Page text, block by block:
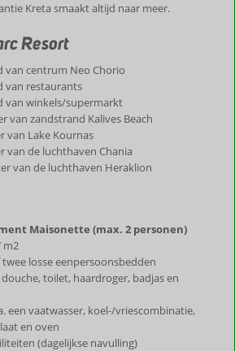
Kreta smaakt altijd naar meer.
Resort
van centrum Neo Chorio
van restaurants
van winkels/supermarkt
van zandstrand Kalives Beach
van Lake Kournas
van de luchthaven Chania
van de luchthaven Heraklion
Maisonette (max. 2 personen)
m2
twee losse eenpersoonsbedden
toilet, haardroger, badjas en
een vaatwasser, koel-/vriescombinatie,
en oven
(dagelijkse navulling)